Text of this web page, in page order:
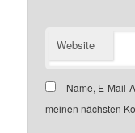
Website
Name, E-Mail-
meinen nächsten